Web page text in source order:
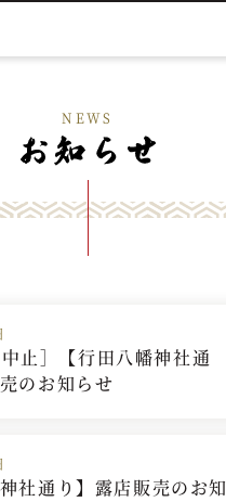
NEWS
止］【行田八幡神社通
のお知らせ
神社通り】露店販売のお知